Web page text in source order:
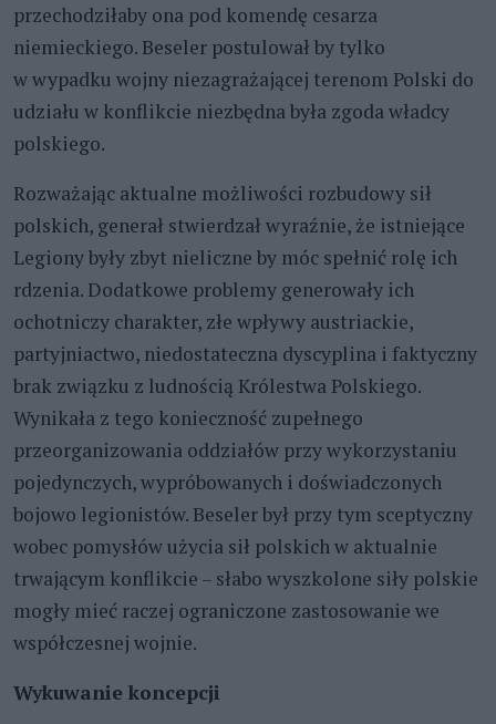
przechodziłaby ona pod komendę cesarza
niemieckiego. Beseler postulował by tylko
w wypadku wojny niezagrażającej terenom Polski do
udziału w konflikcie niezbędna była zgoda władcy
polskiego.
Rozważając aktualne możliwości rozbudowy sił
polskich, generał stwierdzał wyraźnie, że istniejące
Legiony były zbyt nieliczne by móc spełnić rolę ich
rdzenia. Dodatkowe problemy generowały ich
ochotniczy charakter, złe wpływy austriackie,
partyjniactwo, niedostateczna dyscyplina i faktyczny
brak związku z ludnością Królestwa Polskiego.
Wynikała z tego konieczność zupełnego
przeorganizowania oddziałów przy wykorzystaniu
pojedynczych, wypróbowanych i doświadczonych
bojowo legionistów. Beseler był przy tym sceptyczny
wobec pomysłów użycia sił polskich w aktualnie
trwającym konflikcie – słabo wyszkolone siły polskie
mogły mieć raczej ograniczone zastosowanie we
współczesnej wojnie.
Wykuwanie koncepcji